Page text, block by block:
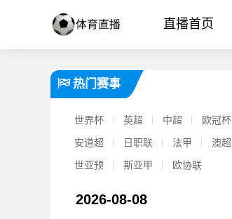
直播首页
热门赛事
世界杯 英超 中超 欧冠杯
安道超
日职联 法甲 澳超
世亚预
斯亚甲 欧协联
2026-08-08